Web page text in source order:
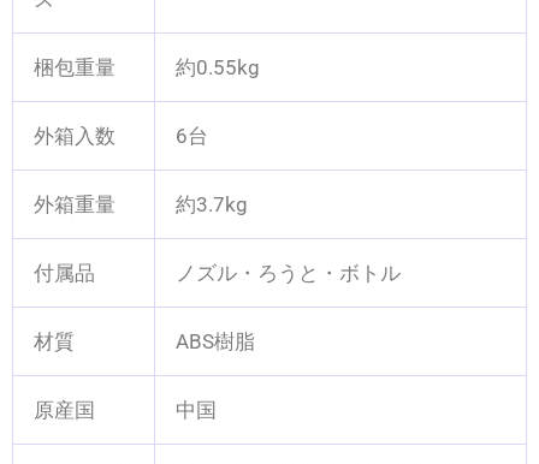
梱包重量 約0.55kg
外箱入数 6台
外箱重量 約3.7kg
付属品 ノズル・ろうと・ボトル
材質 ABS樹脂
原産国 中国